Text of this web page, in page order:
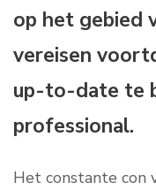
op het gebied
vereisen
up-to-date te
professional.
Het constante con